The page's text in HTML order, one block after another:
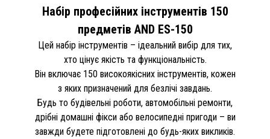
Набір професійних інструментів 150
предметів AND ES-150
Цей набір інструментів – ідеальний вибір для тих,
хто цінує якість та функціональність.
Він включає 150 високоякісних інструментів, кожен
з яких призначений для безлічі завдань.
Будь то будівельні роботи, автомобільні ремонти,
дрібні домашні фікси або велосипедні пригоди – ви
завжди будете підготовлені до будь-яких викликів.